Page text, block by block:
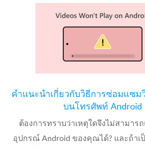
คำแนะนำเกี่ยวกับวิธีการซ่อมแซม
บนโทรศัพท์ Android
ต้องการทราบว่าเหตุใดจึงไม่สามาร
อุปกรณ์ Android ของคุณได้? และถ้าเ